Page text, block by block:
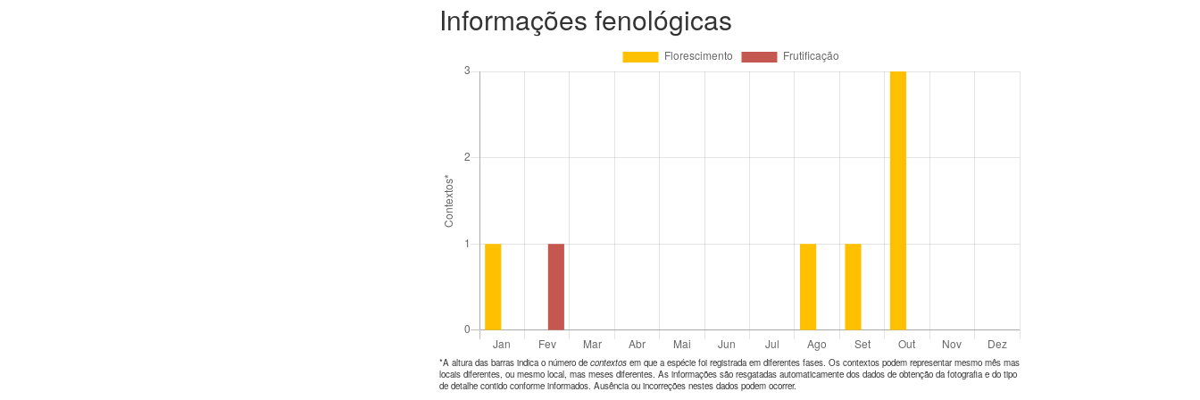
Informações fenológicas
*A altura das barras indica o número de contextos em que a espécie foi registrada em diferentes fases. Os contextos podem representar mesmo mês mas
locais diferentes, ou mesmo local, mas meses diferentes. As informações são resgatadas automaticamente dos dados de obtenção da fotografia e do tipo
de detalhe contido conforme informados. Ausência ou incorreções nestes dados podem ocorrer.